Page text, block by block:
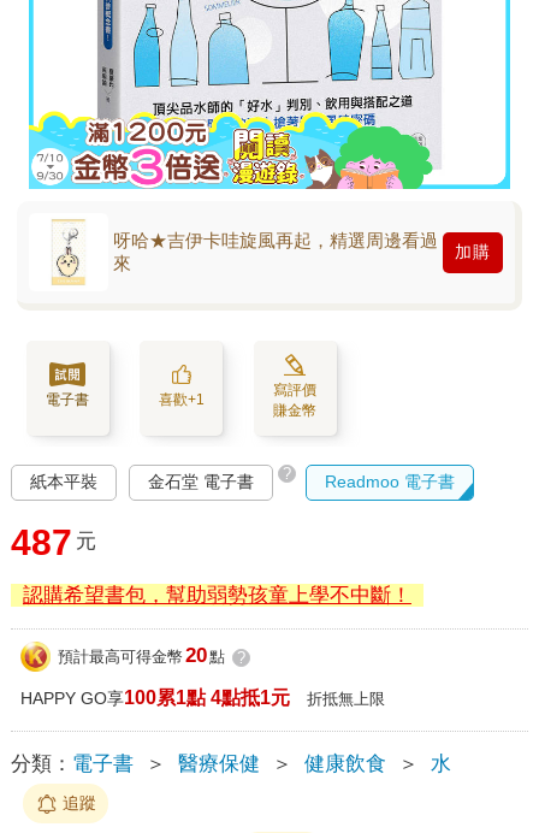
呀哈★吉伊卡哇旋風再起，精選周邊看過
來
加購
電子書 喜歡+1
寫評價
賺金幣
紙本平裝 金石堂 電子書 ? Readmoo 電子書
487 元
認購希望書包，幫助弱勢孩童上學不中斷！
預計最高可得金幣 20點 ?
HAPPY GO享100累1點 4點抵1元 折抵無上限
分類： 電子書 ＞ 醫療保健 ＞ 健康飲食 ＞ 水
追蹤